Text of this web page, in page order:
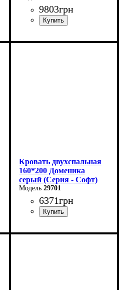
9803грн
Ширина: 169 см
Кровать двухспальная
160*200 Доменика
серый (Серия - Софт)
29701
6371грн